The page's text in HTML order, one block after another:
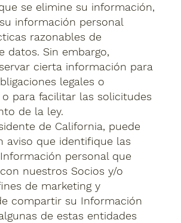
se elimine su información,
información personal
razonables de
datos. Sin embargo,
cierta información para
legales o
para facilitar las solicitudes
de la ley.
de California, puede
aviso que identifique las
personal que
nuestros Socios y/o
de marketing y
compartir su Información
de estas entidades